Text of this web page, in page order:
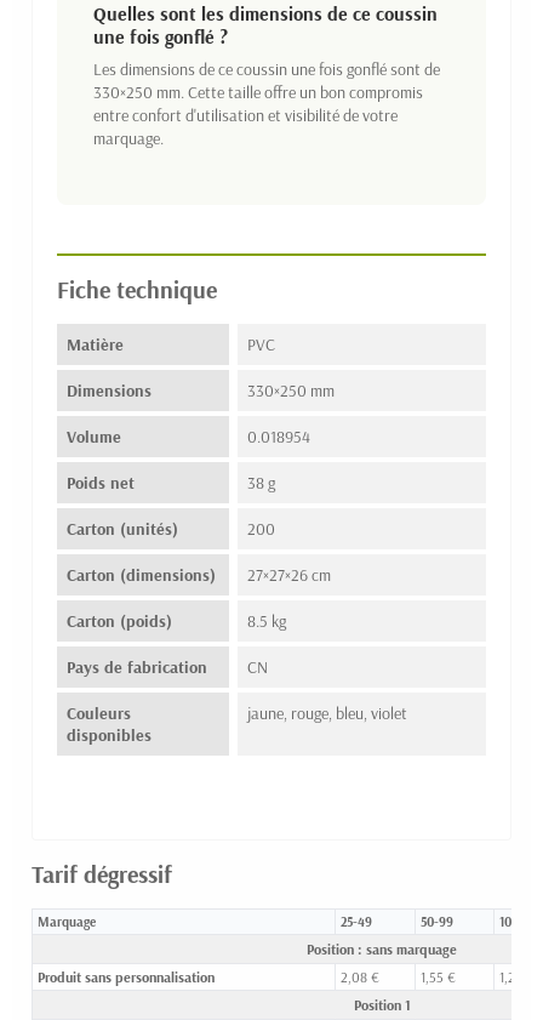
Quelles sont les dimensions de ce coussin
une fois gonflé ?
Les dimensions de ce coussin une fois gonflé sont de
330×250 mm. Cette taille offre un bon compromis
entre confort d'utilisation et visibilité de votre
marquage.
Fiche technique
Matière PVC
Dimensions 330×250 mm
Volume 0.018954
Poids net 38 g
Carton (unités) 200
Carton (dimensions) 27×27×26 cm
Carton (poids) 8.5 kg
Pays de fabrication CN
Couleurs
disponibles
jaune, rouge, bleu, violet
Tarif dégressif
Marquage 25-49 50-99 100-249
Position : sans marquage
Produit sans personnalisation
2,08 € 1,55 €
1,25 €
Position 1